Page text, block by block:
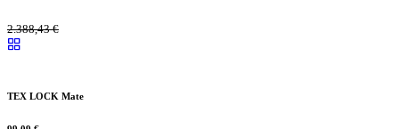
2.388,43€
TEX LOCK Mate